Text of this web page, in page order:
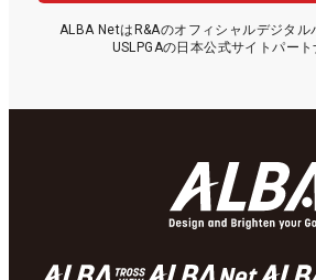
ALBA NetはR&Aのオフィシャルデジタル
USLPGAの日本公式サイトパート